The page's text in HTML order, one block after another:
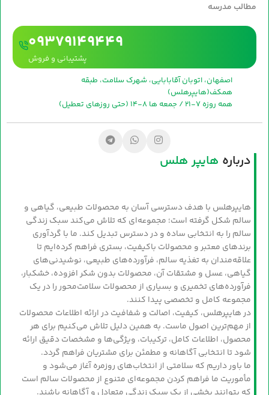
مطالب مدرسه
09379149449
پشتیبانی و فروش
اصفهان، اتوبان آقابابایی، شهرک سلامت، طبقه
همکف(هایپرهلس)
همه روزه 7-21 / جمعه ها 8-14 (حتی روزهای تعطیل)
درباره هایپر هلس
هایپرهلس با هدف دسترسی آسان به محصولات طبیعی، گیاهی و
سالم شکل گرفته است؛ مجموعه‌ای که تلاش می‌کند سبک زندگی
سالم را به انتخابی ساده و در دسترس تبدیل کند. ما با گردآوری
برندهای معتبر و محصولات باکیفیت، بستری فراهم کرده‌ایم تا
علاقه‌مندان به تغذیه سالم، فرآورده‌های طبیعی، نوشیدنی‌های
گیاهی، عسل و مشتقات آن، محصولات بدون شکر افزوده، خشکبار،
فرآورده‌های تخمیری و بسیاری از محصولات سلامت‌محور را در یک
مجموعه کامل و تخصصی پیدا کنند.
در هایپرهلس، کیفیت، اصالت و شفافیت در ارائه اطلاعات محصولات
از مهم‌ترین اصول ماست. به همین دلیل تلاش می‌کنیم برای هر
محصول، اطلاعات کامل، ترکیبات، ویژگی‌ها و مشخصات دقیق ارائه
شود تا انتخابی آگاهانه و مطمئن برای مشتریان فراهم گردد.
ما باور داریم که سلامتی از انتخاب‌های روزمره آغاز می‌شود و
مأموریت ما فراهم کردن مجموعه‌ای متنوع از محصولات سالم است